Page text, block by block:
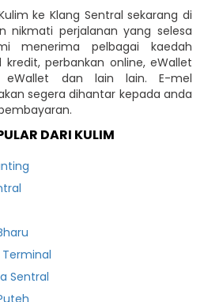
ke Klang Sentral sekarang di
nikmati perjalanan yang selesa
menerima pelbagai kaedah
perbankan online, eWallet
eWallet dan lain lain. E-mel
segera dihantar kepada anda
DARI KULIM
Terminal
Sentral